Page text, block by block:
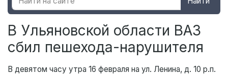
В Ульяновской области ВАЗ
сбил пешехода-нарушителя
В девятом часу утра 16 февраля на ул. Ленина, д. 10 р.п.